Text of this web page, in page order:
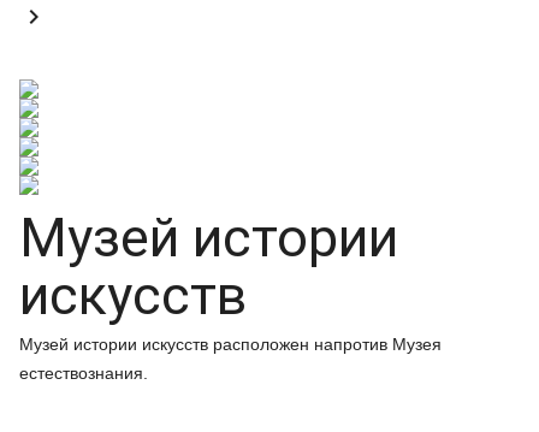

Музей истории
искусств
Музей истории искусств расположен напротив Музея
естествознания.